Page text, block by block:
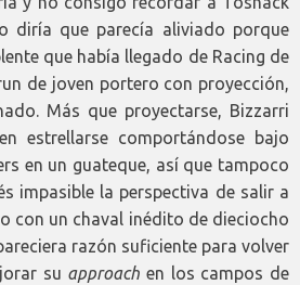
diría que parecía aliviado porque
que había llegado de Racing de
de joven portero con proyección,
Más que proyectarse, Bizzarri
estrellarse comportándose bajo
en un guateque, así que tampoco
impasible la perspectiva de salir a
con un chaval inédito de dieciocho
razón suficiente para volver
su approach en los campos de